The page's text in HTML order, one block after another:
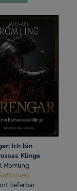
Ich bin
Klinge
Römling
lieferbar